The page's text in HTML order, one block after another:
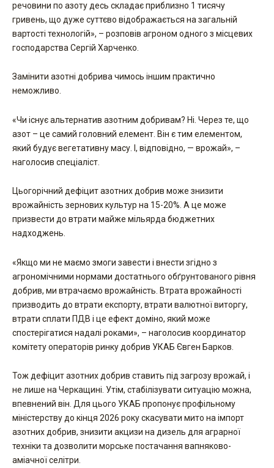
речовини по азоту десь складає приблизно 1 тисячу
гривень, що дуже суттєво відображається на загальній
вартості технологій», – розповів агроном одного з місцевих
господарства Сергій Харченко.
Замінити азотні добрива чимось іншим практично
неможливо.
«Чи існує альтернатив азотним добривам? Ні. Через те, що
азот – це самий головний елемент. Він є тим елементом,
який будує вегетативну масу. І, відповідно, — врожай», –
наголосив спеціаліст.
Цьогорічний дефіцит азотних добрив може знизити
врожайність зернових культур на 15-20%. А це може
призвести до втрати майже мільярда бюджетних
надходжень.
«Якщо ми не маємо змоги завести і внести згідно з
агрономічними нормами достатнього обґрунтованого рівня
добрив, ми втрачаємо врожайність. Втрата врожайності
призводить до втрати експорту, втрати валютної виторгу,
втрати сплати ПДВ і це ефект доміно, який може
спостерігатися надалі роками», – наголосив координатор
комітету операторів ринку добрив УКАБ Євген Барков.
Тож дефіцит азотних добрив ставить під загрозу врожай, і
не лише на Черкащині. Утім, стабілізувати ситуацію можна,
впевнений він. Для цього УКАБ пропонує профільному
міністерству до кінця 2026 року скасувати мито на імпорт
азотних добрив, знизити акцизи на дизель для аграрної
техніки та дозволити морське постачання вапняково-
аміачної селітри.